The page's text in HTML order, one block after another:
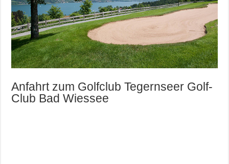
Anfahrt zum Golfclub Tegernseer Golf-
Club Bad Wiessee